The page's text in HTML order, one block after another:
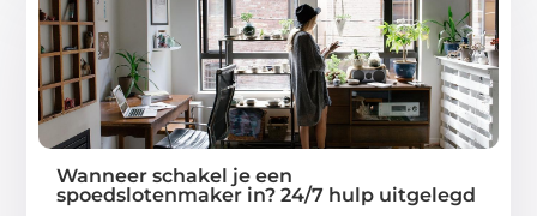
Wanneer schakel je een
spoedslotenmaker in? 24/7 hulp uitgelegd